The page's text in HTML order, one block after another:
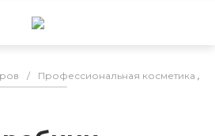
/ Профессиональная косметика